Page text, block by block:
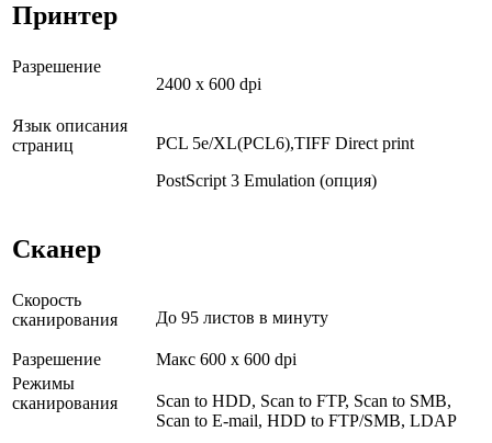
Принтер
Разрешение
2400 x 600 dpi
Язык описания
страниц
PCL 5e/XL(PCL6),TIFF Direct print
PostScript 3 Emulation (опция)
Сканер
Скорость
сканирования
До 95 листов в минуту
Разрешение
Макс 600 х 600 dpi
Режимы
сканирования
Scan to HDD, Scan to FTP, Scan to SMB,
Scan to E-mail, HDD to FTP/SMB, LDAP